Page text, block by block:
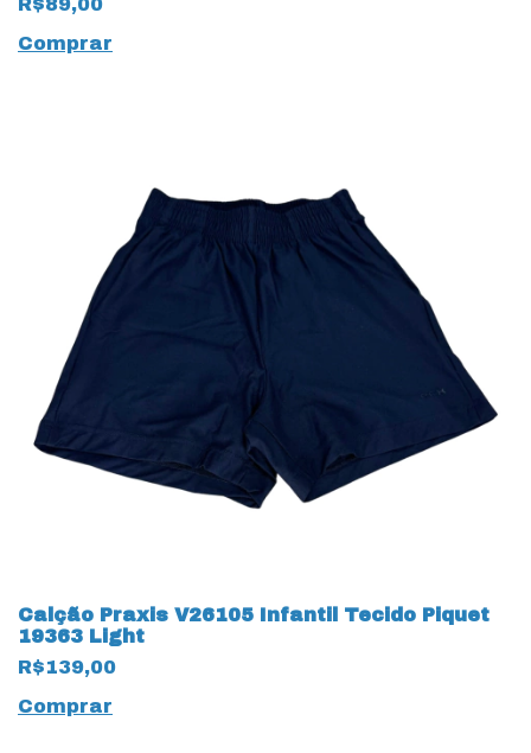
R$89,00
Comprar
Calção Praxis V26105 Infantil Tecido Piquet
19363 Light
R$139,00
Comprar